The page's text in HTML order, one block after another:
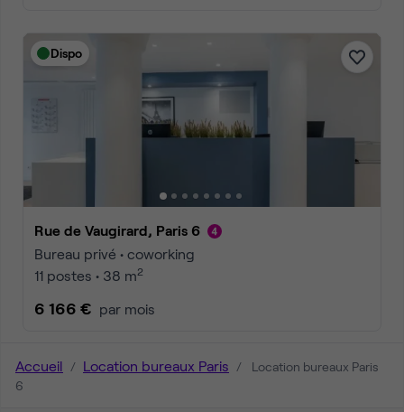
Dispo
Rue de Vaugirard, Paris 6
Bureau privé • coworking
11 postes • 38 m2
6 166 € par mois
Accueil Location bureaux Paris
Location bureaux Paris
6